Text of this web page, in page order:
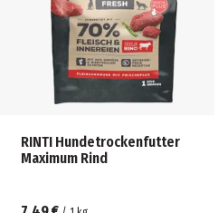
RINTI Hundetrockenfutter
Maximum Rind